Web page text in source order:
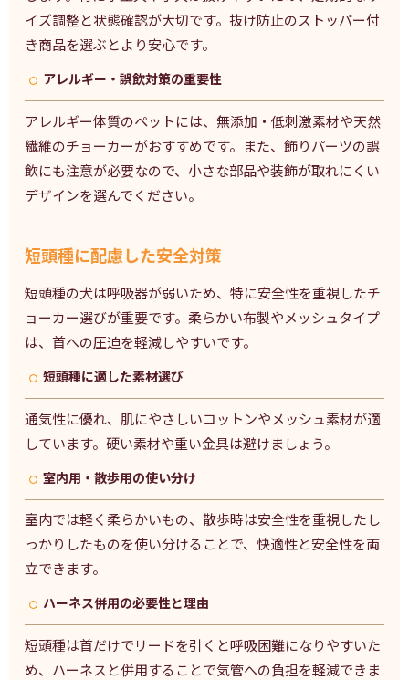
イズ調整と状態確認が大切です。抜け防止のストッパー付
き商品を選ぶとより安心です。
アレルギー・誤飲対策の重要性
アレルギー体質のペットには、無添加・低刺激素材や天然
繊維のチョーカーがおすすめです。また、飾りパーツの誤
飲にも注意が必要なので、小さな部品や装飾が取れにくい
デザインを選んでください。
短頭種に配慮した安全対策
短頭種の犬は呼吸器が弱いため、特に安全性を重視したチ
ョーカー選びが重要です。柔らかい布製やメッシュタイプ
は、首への圧迫を軽減しやすいです。
短頭種に適した素材選び
通気性に優れ、肌にやさしいコットンやメッシュ素材が適
しています。硬い素材や重い金具は避けましょう。
室内用・散歩用の使い分け
室内では軽く柔らかいもの、散歩時は安全性を重視したし
っかりしたものを使い分けることで、快適性と安全性を両
立できます。
ハーネス併用の必要性と理由
短頭種は首だけでリードを引くと呼吸困難になりやすいた
め、ハーネスと併用することで気管への負担を軽減できま